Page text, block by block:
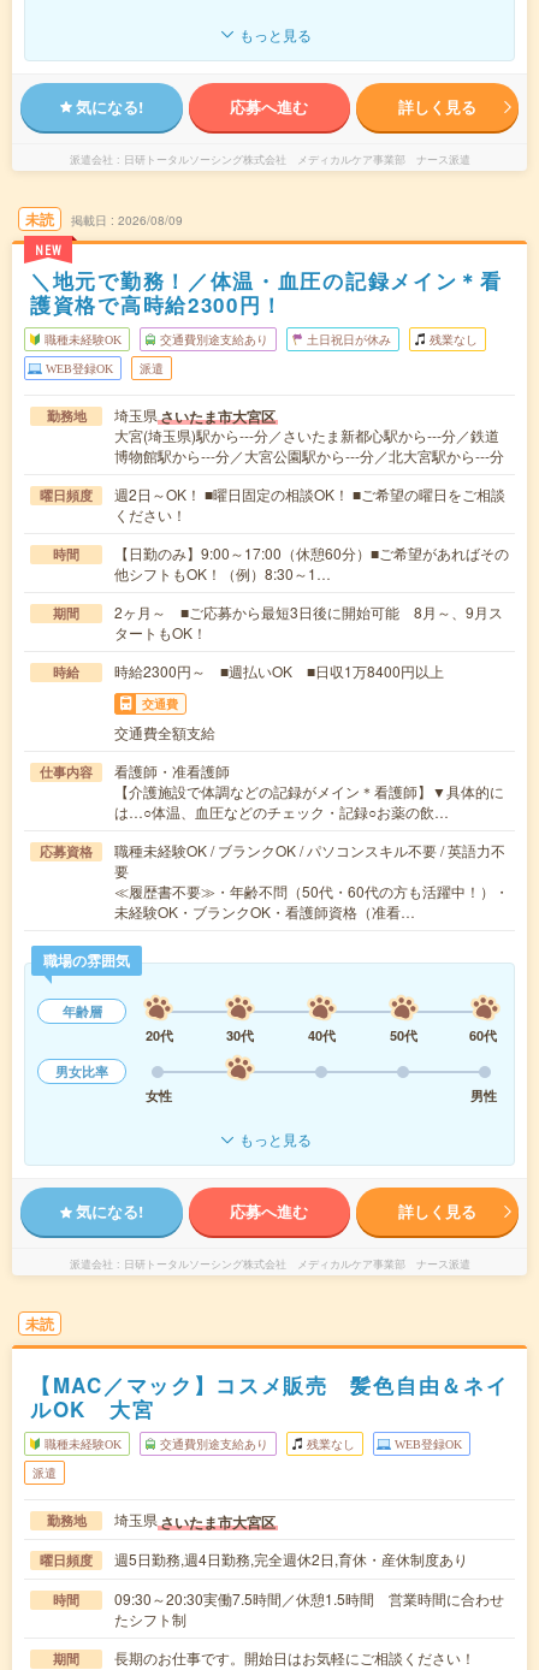
もっと見る
気になる! 応募へ進む 詳しく見る
派遣会社 日研トータルソーシング株式会社 メディカルケア事業部 ナース派遣
未読
NEW
掲載日 2026/08/09
＼地元で勤務！／体温・血圧の記録メイン＊看
護資格で高時給2300円！
職種未経験OK 交通費別途支給あり 土日祝日が休み 残業なし
WEB登録OK 派遣
勤務地 埼玉県さいたま市大宮区
大宮(埼玉県)駅から---分／さいたま新都心駅から---分／鉄道
博物館駅から---分／大宮公園駅から---分／北大宮駅から---分
曜日頻度
週2日～OK！ ■曜日固定の相談OK！ ■ご希望の曜日をご相談
ください！
時間
【日勤のみ】9:00～17:00（休憩60分）■ご希望があればその
他シフトもOK！（例）8:30～1…
期間
2ヶ月～ ■ご応募から最短3日後に開始可能 8月～、9月ス
タートもOK！
時給 時給2300円～ ■週払いOK ■日収1万8400円以上
交通費
交通費全額支給
仕事内容
看護師・准看護師
【介護施設で体調などの記録がメイン＊看護師】▼具体的に
は…○体温、血圧などのチェック・記録○お薬の飲…
応募資格
職種未経験OK / ブランクOK / パソコンスキル不要 / 英語力不
要
≪履歴書不要≫・年齢不問（50代・60代の方も活躍中！）・
未経験OK・ブランクOK・看護師資格（准看…
職場の雰囲気
年齢層
20代
30代 40代 50代
60代
男女比率
女性
男性
もっと見る
気になる! 応募へ進む 詳しく見る
派遣会社 日研トータルソーシング株式会社 メディカルケア事業部 ナース派遣
未読
【MAC／マック】コスメ販売 髪色自由＆ネイ
ルOK 大宮
職種未経験OK 交通費別途支給あり 残業なし WEB登録OK
派遣
勤務地 埼玉県さいたま市大宮区
曜日頻度 週5日勤務,週4日勤務,完全週休2日,育休・産休制度あり
時間
09:30～20:30実働7.5時間／休憩1.5時間 営業時間に合わせ
たシフト制
期間 長期のお仕事です。開始日はお気軽にご相談ください！